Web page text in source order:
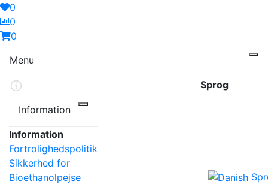
0
0
0
Menu
Information
Information
Fortrolighedspolitik
Sikkerhed for
Bioethanolpejse
Sprog